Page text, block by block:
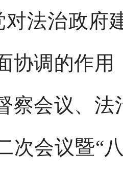
对法治政府
协调的作
察会议、
次会议暨“